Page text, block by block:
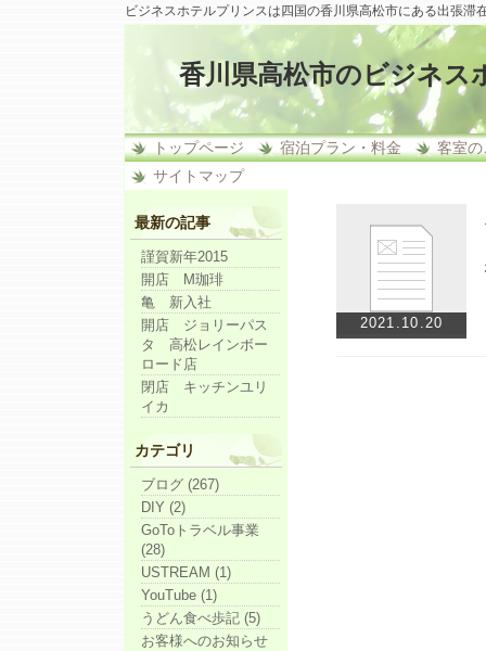
ビジネスホテルプリンスは四国の香川県高松市にある出張
香川県高松市のビジネ
トップページ 宿泊プラン・料金
客室
サイトマップ
2021.10.20
最新の記事
謹賀新年2015
開店 M珈琲
亀 新入社
開店 ジョリーパス
タ 高松レインボー
ロード店
閉店 キッチンユリ
イカ
カテゴリ
ブログ (267)
DIY (2)
GoToトラベル事業
(28)
USTREAM (1)
YouTube (1)
うどん食べ歩記 (5)
お客様へのお知らせ